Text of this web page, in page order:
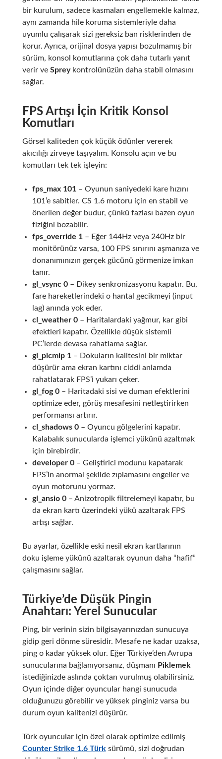
bir kurulum, sadece kasmaları engellemekle kalmaz,
aynı zamanda hile koruma sistemleriyle daha
uyumlu çalışarak sizi gereksiz ban risklerinden de
korur. Ayrıca, orijinal dosya yapısı bozulmamış bir
sürüm, konsol komutlarına çok daha tutarlı yanıt
verir ve Spreykontrolünüzün daha stabil olmasını
sağlar.
FPS Artışı İçin Kritik Konsol
Komutları
Görsel kaliteden çok küçük ödünler vererek
akıcılığı zirveye taşıyalım. Konsolu açın ve bu
komutları tek tek işleyin:
fps_max 101– Oyunun saniyedeki kare hızını
101’e sabitler. CS 1.6 motoru için en stabil ve
önerilen değer budur, çünkü fazlası bazen oyun
fiziğini bozabilir.
fps_override 1– Eğer 144Hz veya 240Hz bir
monitörünüz varsa, 100 FPS sınırını aşmanıza ve
donanımınızın gerçek gücünü görmenize imkan
tanır.
gl_vsync 0– Dikey senkronizasyonu kapatır. Bu,
fare hareketlerindeki o hantal gecikmeyi (input
lag) anında yok eder.
cl_weather 0– Haritalardaki yağmur, kar gibi
efektleri kapatır. Özellikle düşük sistemli
PC’lerde devasa rahatlama sağlar.
gl_picmip 1– Dokuların kalitesini bir miktar
düşürür ama ekran kartını ciddi anlamda
rahatlatarak FPS’i yukarı çeker.
gl_fog 0– Haritadaki sisi ve duman efektlerini
optimize eder, görüş mesafesini netleştirirken
performansı artırır.
cl_shadows 0– Oyuncu gölgelerini kapatır.
Kalabalık sunucularda işlemci yükünü azaltmak
için birebirdir.
developer 0– Geliştirici modunu kapatarak
FPS’in anormal şekilde zıplamasını engeller ve
oyun motorunu yormaz.
gl_ansio 0– Anizotropik filtrelemeyi kapatır, bu
da ekran kartı üzerindeki yükü azaltarak FPS
artışı sağlar.
Bu ayarlar, özellikle eski nesil ekran kartlarının
doku işleme yükünü azaltarak oyunun daha “hafif”
çalışmasını sağlar.
Türkiye’de Düşük Pingin
Anahtarı: Yerel Sunucular
Ping, bir verinin sizin bilgisayarınızdan sunucuya
gidip geri dönme süresidir. Mesafe ne kadar uzaksa,
ping o kadar yüksek olur. Eğer Türkiye’den Avrupa
sunucularına bağlanıyorsanız, düşmanı Piklemek
istediğinizde aslında çoktan vurulmuş olabilirsiniz.
Oyun içinde diğer oyuncular hangi sunucuda
olduğunuzu görebilir ve yüksek pinginiz varsa bu
durum oyun kalitenizi düşürür.
Türk oyuncular için özel olarak optimize edilmiş
Counter Strike 1.6 Türk sürümü, sizi doğrudan